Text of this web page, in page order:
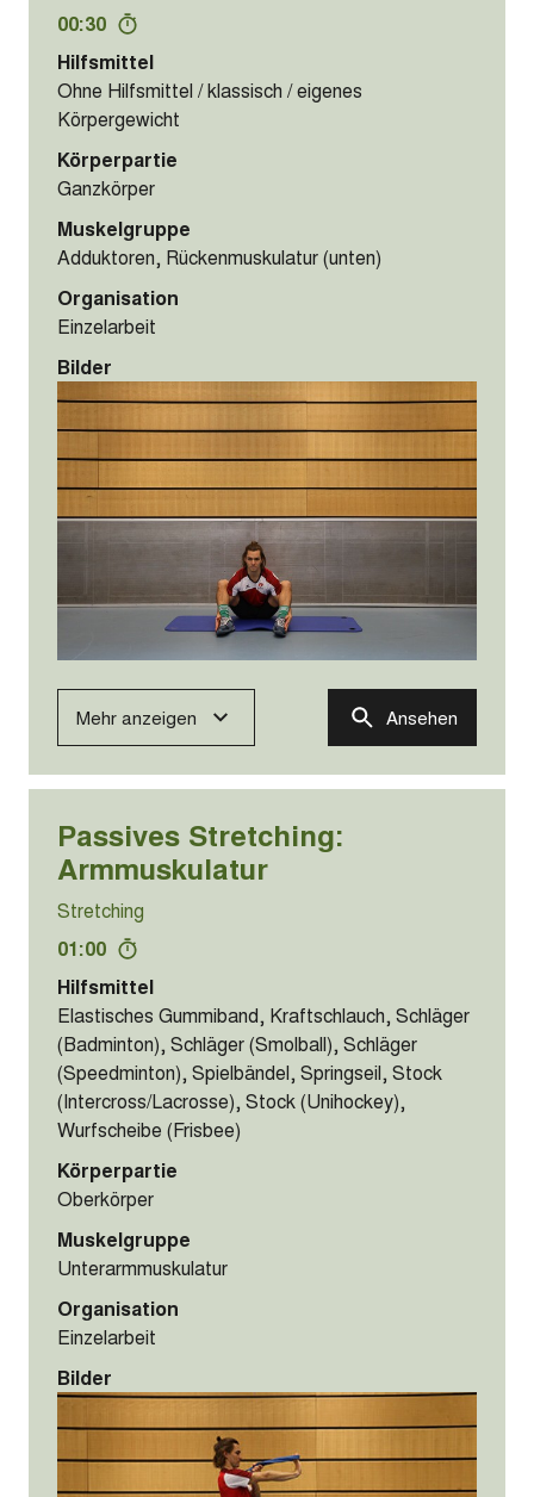
00:30
Hilfsmittel
Ohne Hilfsmittel / klassisch / eigenes
Körpergewicht
Körperpartie
Ganzkörper
Muskelgruppe
Adduktoren, Rückenmuskulatur (unten)
Organisation
Einzelarbeit
Bilder
Mehr anzeigen Ansehen
Passives Stretching:
Armmuskulatur
Stretching
01:00
Hilfsmittel
Elastisches Gummiband, Kraftschlauch, Schläger
(Badminton), Schläger (Smolball), Schläger
(Speedminton), Spielbändel, Springseil, Stock
(Intercross/Lacrosse), Stock (Unihockey),
Wurfscheibe (Frisbee)
Körperpartie
Oberkörper
Muskelgruppe
Unterarmmuskulatur
Organisation
Einzelarbeit
Bilder